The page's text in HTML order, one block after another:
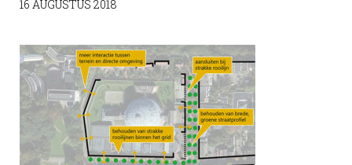
16 AUGUSTUS 2018